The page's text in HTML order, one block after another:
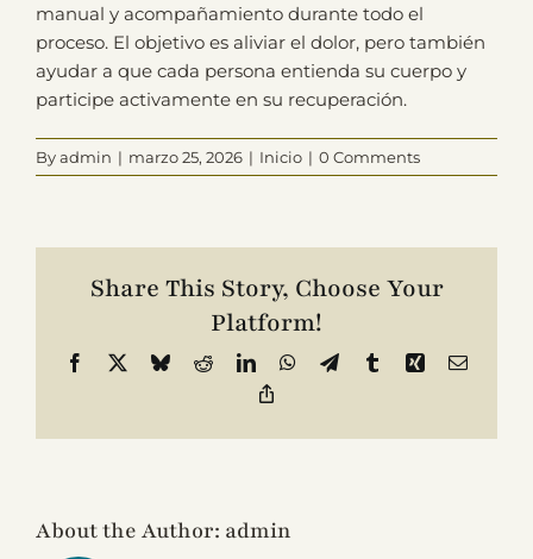
Contacto
manual y acompañamiento durante todo el
proceso. El objetivo es aliviar el dolor, pero también
ayudar a que cada persona entienda su cuerpo y
participe activamente en su recuperación.
Byadmin | marzo 25, 2026 | Inicio | 0 Comments
Share This Story, Choose Your
Platform!
Facebook BlueskyRedditLinkedInWhatsApp
TelegramTumblrXing Email
About the Author: admin